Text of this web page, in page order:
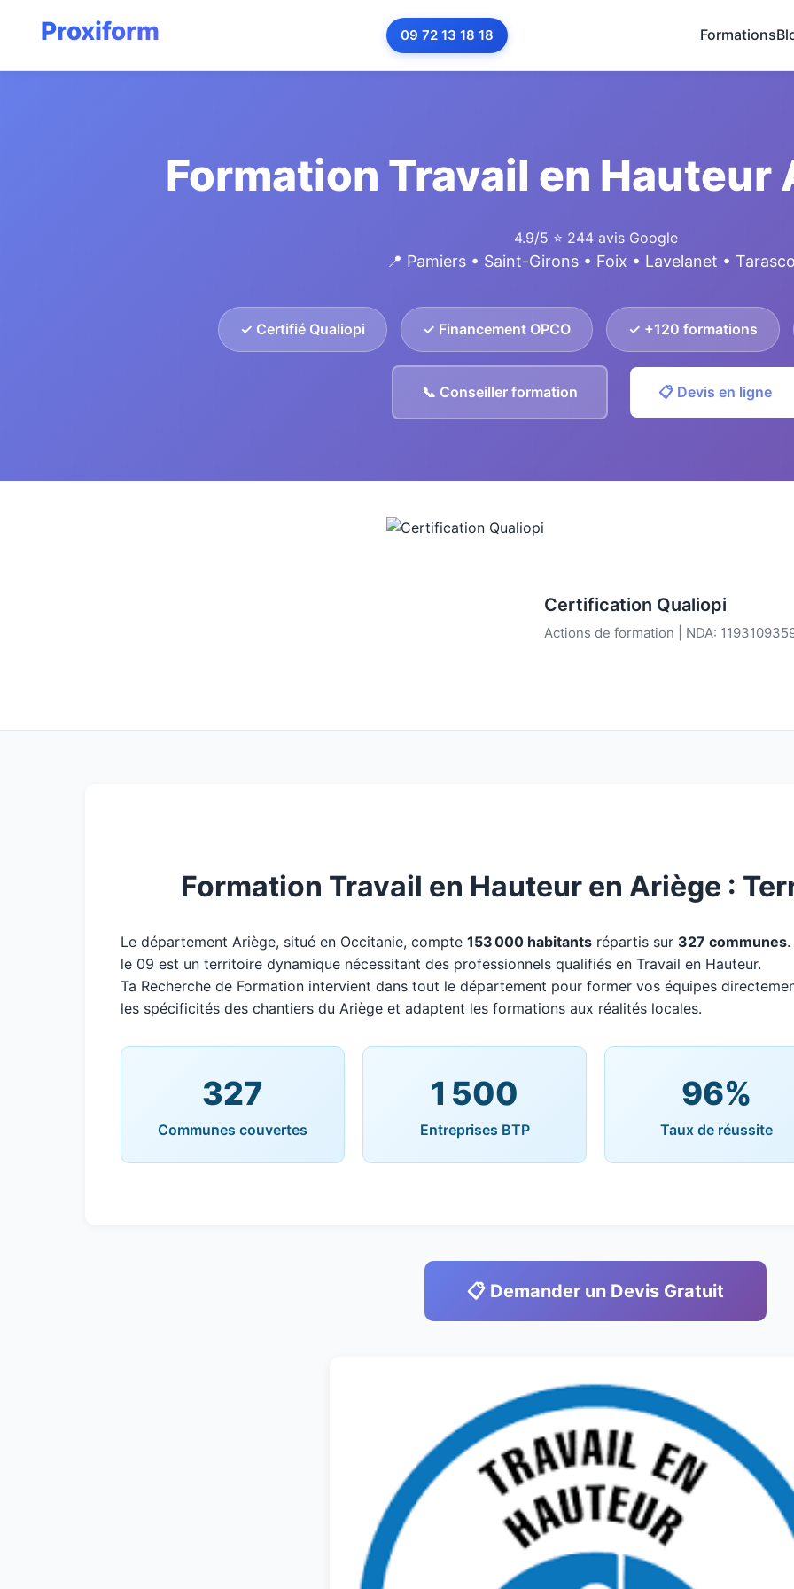
09 72 13 18 18 Formations
Formation Travail en
4.9/5 ⭐ 244 avis Google
📍 Pamiers • Saint-Girons • Foix • Lavelanet •
✓ Certifié Qualiopi ✓ Financement OPCO ✓ +120 formations
📞 Conseiller formation 📋 Devis en ligne
Certification Qualiopi
Actions de formation | NDA:
Formation Travail en Hauteur en Ariège :
Le département Ariège, situé en Occitanie, compte 153 000 habitants répartis sur 327 communes
le 09 est un territoire dynamique nécessitant des professionnels qualifiés en Travail en Hauteur.
Ta Recherche de Formation intervient dans tout le département pour former vos équipes
les spécificités des chantiers du Ariège et adaptent les formations aux réalités locales.
327
Communes couvertes
1 500
Entreprises BTP
96%
Taux de réussite
📋 Demander un Devis Gratuit